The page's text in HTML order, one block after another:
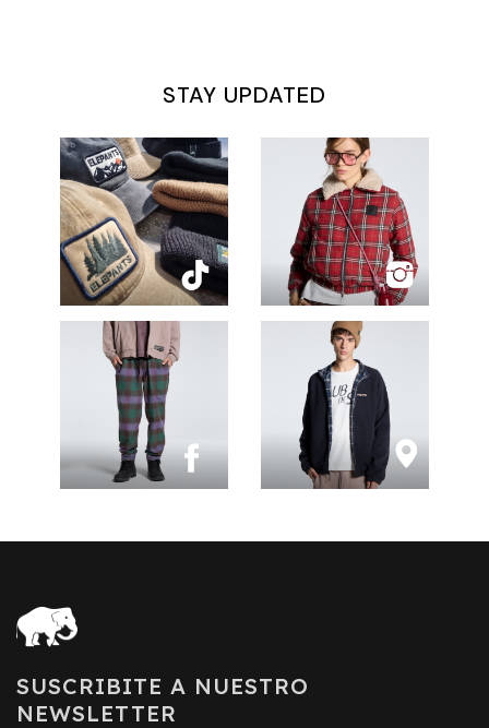
STAY UPDATED
SUSCRIBITE A NUESTRO
NEWSLETTER